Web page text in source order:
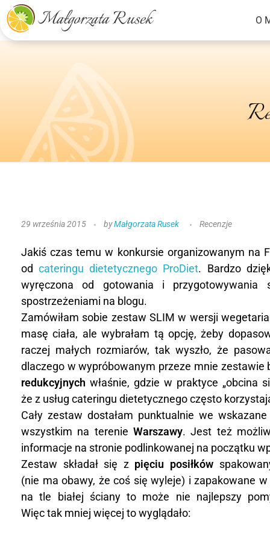
Małgorzata Rusek - dietetyk z pasją
Dietetyka kliniczna & Psychodietetyka
O
R
e
c
e
n
z
j
a
c
a
t
e
r
29 września 2015 byMałgorzata Rusek Recenzje
Jakiś czas temu w konkursie organizowanym na
odcateringu dietetycznego ProDiet. Bardzo
wyręczona od gotowania i przygotowywania
spostrzeżeniami na blogu.
Zamówiłam sobie zestaw SLIM w wersji
masę ciała, ale wybrałam tą opcję, żeby
raczej małych rozmiarów, tak wyszło, że
dlaczego w wypróbowanym przeze mnie zestawie
redukcyjnych właśnie, gdzie w praktyce „obcina
że z usług cateringu dietetycznego często
Cały zestaw dostałam punktualnie we
wszystkim na terenie Warszawy. Jest też
informacje na stronie podlinkowanej na początku
Zestaw składał się z pięciu posiłków
(nie ma obawy, że coś się wyleje) i zapakowane
na tle białej ściany to może nie najlepszy
Więc tak mniej więcej to wyglądało: